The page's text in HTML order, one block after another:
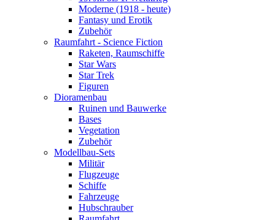
Moderne (1918 - heute)
Fantasy und Erotik
Zubehör
Raumfahrt - Science Fiction
Raketen, Raumschiffe
Star Wars
Star Trek
Figuren
Dioramenbau
Ruinen und Bauwerke
Bases
Vegetation
Zubehör
Modellbau-Sets
Militär
Flugzeuge
Schiffe
Fahrzeuge
Hubschrauber